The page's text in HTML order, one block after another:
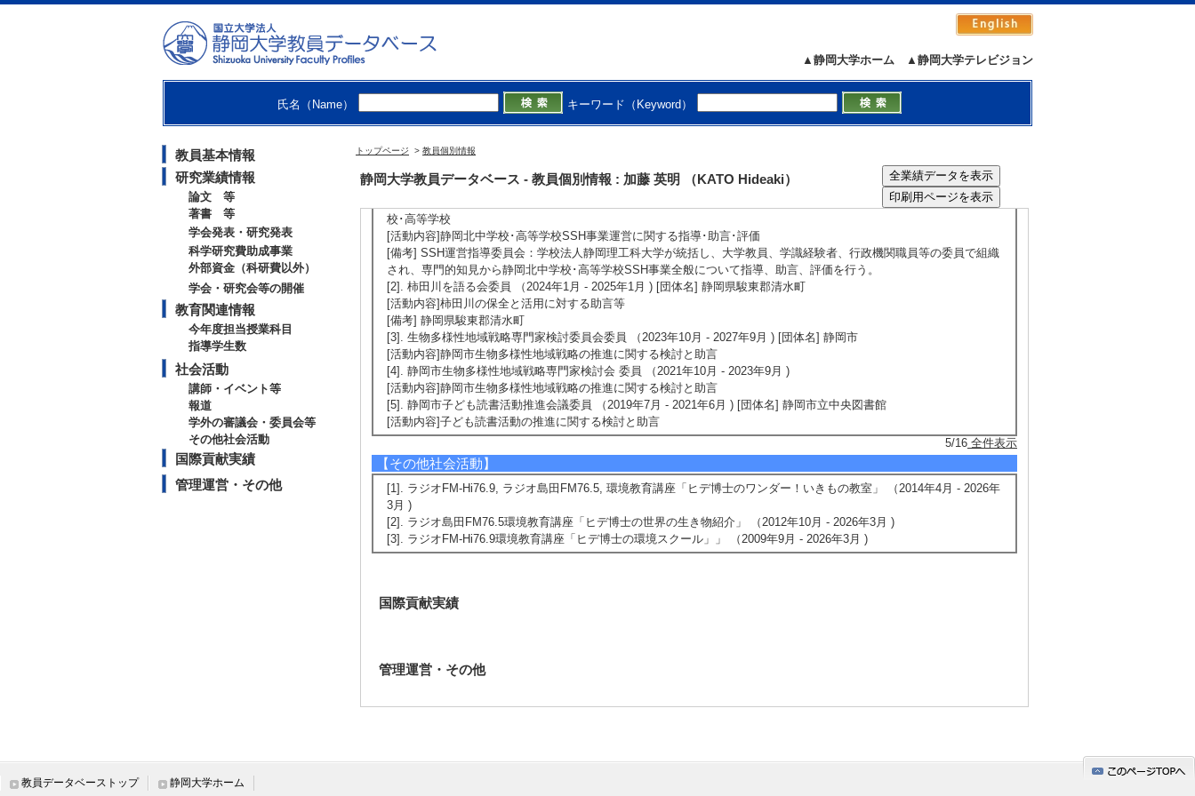
▲静岡大学テレビジョン
▲静岡大学ホーム
氏名（Name） キーワード（Keyword）
教員基本情報
研究業績情報
論文 等
著書 等
学会発表・研究発表
科学研究費助成事業
外部資金（科研費以外）
学会・研究会等の開催
教育関連情報
今年度担当授業科目
指導学生数
社会活動
講師・イベント等
報道
学外の審議会・委員会等
その他社会活動
国際貢献実績
管理運営・その他
トップページ > 教員個別情報
静岡大学教員データベース - 教員個別情報 : 加藤 英明 （KATO Hideaki）
[備考] フジテレビ, 世界の何だコレ⁉ミステリー
[4]. テレビ ザ！鉄腕！DASH！グリル厄介 プレコ（マダラロリカリア） ～鎧をまとった外来魚～ (2025年2月3日)
[概要]沖縄県で第繁殖中の南米アマゾン原産の鎧ナマズ、プレコの捕獲と食利用を紹介
[備考] 日本テレビ, ザ！鉄腕！DASH！
[5]. テレビ ザ！鉄腕！DASH！巨大食堂 ～カマスサワラ～ (2024年11月4日)
【学外の審議会・委員会等】
[1]. 静岡北中学校･高等学校SSH運営指導員 （2024年4月 - 2029年3月 ) [団体名] 学校法人静岡理工科大学静岡北中学
校･高等学校
[活動内容]静岡北中学校･高等学校SSH事業運営に関する指導･助言･評価
[備考] SSH運営指導委員会：学校法人静岡理工科大学が統括し、大学教員、学識経験者、行政機関職員等の委員で組織
され、専門的知見から静岡北中学校･高等学校SSH事業全般について指導、助言、評価を行う。
[2]. 柿田川を語る会委員 （2024年1月 - 2025年1月 ) [団体名] 静岡県駿東郡清水町
[活動内容]柿田川の保全と活用に対する助言等
[備考] 静岡県駿東郡清水町
[3]. 生物多様性地域戦略専門家検討委員会委員 （2023年10月 - 2027年9月 ) [団体名] 静岡市
[活動内容]静岡市生物多様性地域戦略の推進に関する検討と助言
[4]. 静岡市生物多様性地域戦略専門家検討会 委員 （2021年10月 - 2023年9月 )
[活動内容]静岡市生物多様性地域戦略の推進に関する検討と助言
[5]. 静岡市子ども読書活動推進会議委員 （2019年7月 - 2021年6月 ) [団体名] 静岡市立中央図書館
[活動内容]子ども読書活動の推進に関する検討と助言
5/16 全件表示
【その他社会活動】
[1]. ラジオFM-Hi76.9, ラジオ島田FM76.5, 環境教育講座「ヒデ博士のワンダー！いきもの教室」 （2014年4月 - 2026年
3月 )
[2]. ラジオ島田FM76.5環境教育講座「ヒデ博士の世界の生き物紹介」 （2012年10月 - 2026年3月 )
[3]. ラジオFM-Hi76.9環境教育講座「ヒデ博士の環境スクール」」 （2009年9月 - 2026年3月 )
国際貢献実績
管理運営・その他
教員データベーストップ 静岡大学ホーム